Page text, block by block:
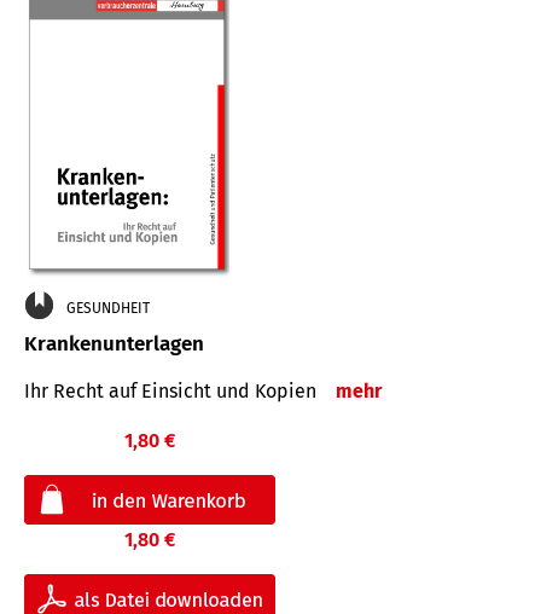
GESUNDHEIT
Krankenunterlagen
Ihr Recht auf Einsicht und Kopien mehr
1,80 €
1,80 €